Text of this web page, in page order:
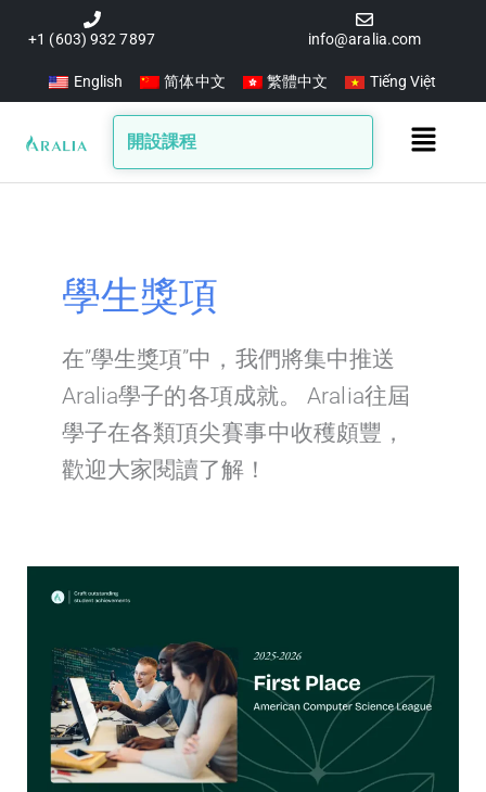
要
+1 (603) 932 7897 info@aralia.com
English 简体中文 繁體中文 Tiếng Việt
開設課程
Main
學生獎項
在”學生獎項”中，我們將集中推送
Aralia學子的各項成就。 Aralia往屆
學子在各類頂尖賽事中收穫頗豐，
歡迎大家閱讀了解！
2026